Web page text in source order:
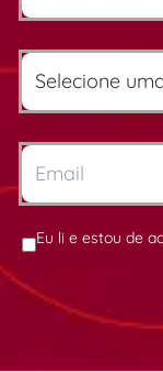
Eu li e estou de